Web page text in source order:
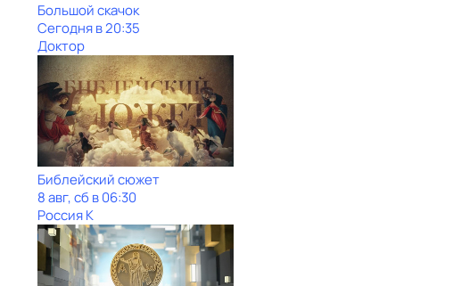
Большой скачок
Сегодня в 20:35
Доктор
Библейский сюжет
8 авг, сб в 06:30
Россия К